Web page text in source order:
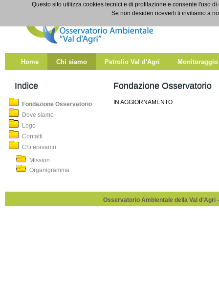
Salta al contenuto
Fondazione Osservatorio
Home Chi siamo Petrolio Val d'Agri Monitoraggio
Indice
Fondazione Osservatorio
Dove siamo
Logo
Contatti
Chi eravamo
Mission
Organigramma
Fondazione Osservatorio
IN AGGIORNAMENTO
Osservatorio Ambientale della Val d'Agri
Questo sito utilizza cookies tecnici e di profilazione e consente l'uso
Se non desideri riceverli ti invitiamo a